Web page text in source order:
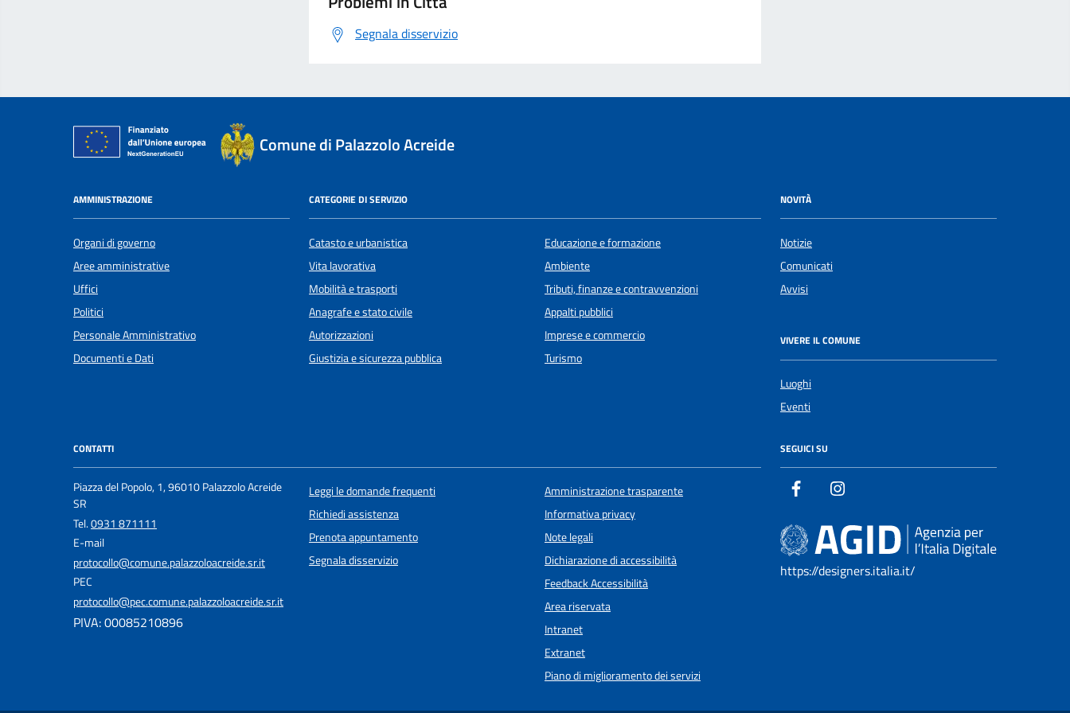
Segnala disservizio
Comune di Palazzolo Acreide
AMMINISTRAZIONE
Organi di governo
Aree amministrative
Uffici
Politici
Personale Amministrativo
Documenti e Dati
CATEGORIE DI SERVIZIO
Catasto e urbanistica
Vita lavorativa
Mobilità e trasporti
Anagrafe e stato civile
Autorizzazioni
Giustizia e sicurezza pubblica
Educazione e formazione
Ambiente
Tributi, finanze e contravvenzioni
Appalti pubblici
Imprese e commercio
Turismo
NOVITÀ
Notizie
Comunicati
Avvisi
VIVERE IL COMUNE
Luoghi
Eventi
CONTATTI
Piazza del Popolo, 1, 96010 Palazzolo Acreide
SR
Tel.0931 871111
E-mail
protocollo@comune.palazzoloacreide.sr.it
PEC
protocollo@pec.comune.palazzoloacreide.sr.it
PIVA: 00085210896
Leggi le domande frequenti
Richiedi assistenza
Prenota appuntamento
Segnala disservizio
Amministrazione trasparente
Informativa privacy
Note legali
Dichiarazione di accessibilità
Feedback Accessibilità
Area riservata
Intranet
Extranet
Piano di miglioramento dei servizi
SEGUICI SU
https://designers.italia.it/